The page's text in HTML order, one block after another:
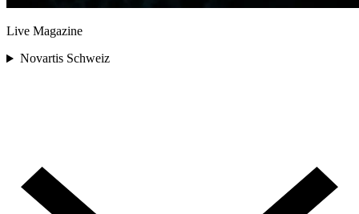
Live Magazine
Novartis Schweiz